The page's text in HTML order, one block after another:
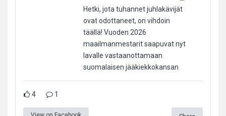
Hetki, jota tuhannet juhlakävijät
ovat odottaneet, on vihdoin
täällä! Vuoden 2026
maailmanmestarit saapuvat nyt
lavalle vastaanottamaan
suomalaisen jääkiekkokansan
4 1